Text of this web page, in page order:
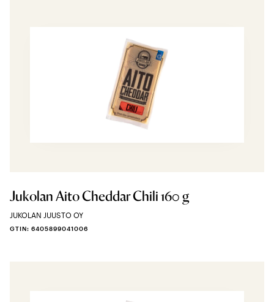
Jukolan Aito Cheddar Chili 160 g
JUKOLAN JUUSTO OY
GTIN: 6405899041006